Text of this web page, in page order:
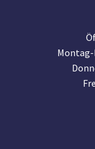
Montag-